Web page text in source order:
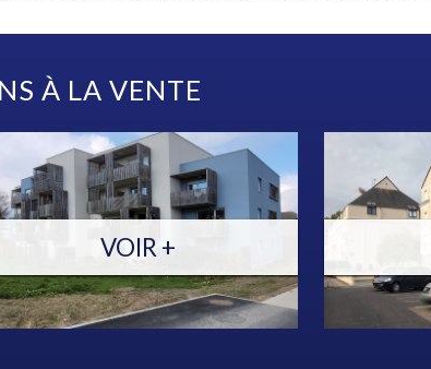
À LA VENTE
VOIR +